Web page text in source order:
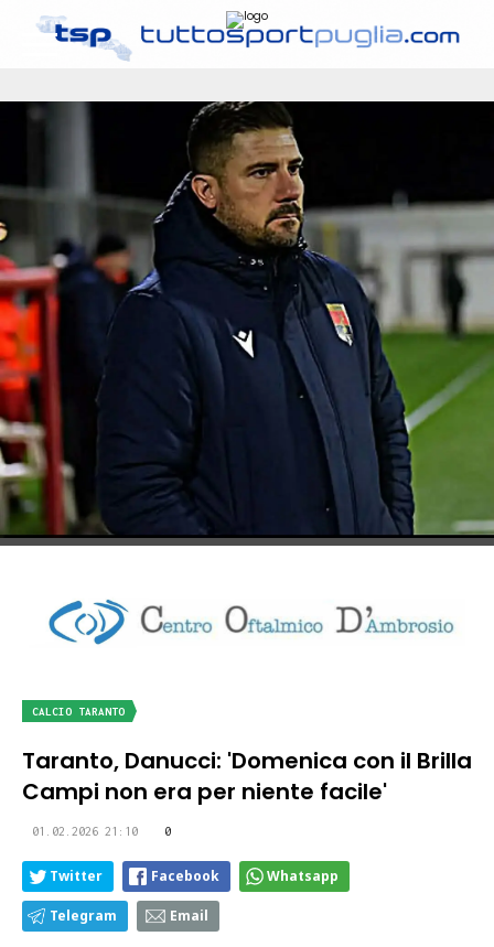
CALCIO TARANTO
Taranto, Danucci: 'Domenica con il Brilla
Campi non era per niente facile'
01.02.2026 21:10 0
Twitter Facebook Whatsapp
Telegram Email